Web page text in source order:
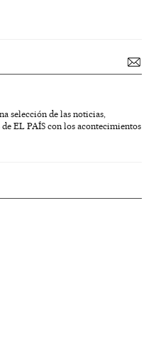
selección de las noticias,
EL PAÍS con los acontecimientos